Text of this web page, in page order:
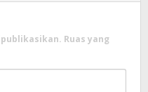
Ruas yang